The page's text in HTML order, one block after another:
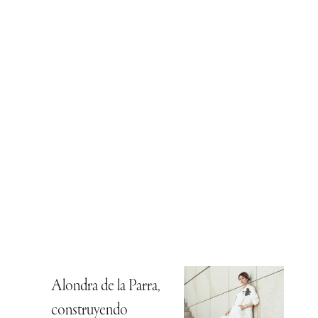
Alondra de la Parra,
construyendo